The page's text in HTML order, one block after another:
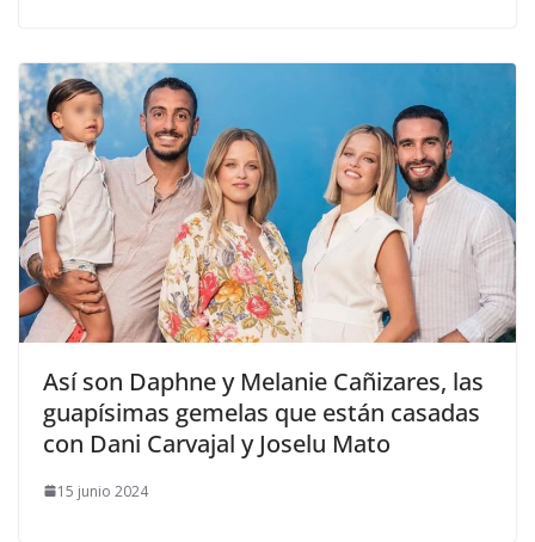
​Así son Daphne y Melanie Cañizares, las
guapísimas gemelas que están casadas
con Dani Carvajal y Joselu Mato
15 junio 2024